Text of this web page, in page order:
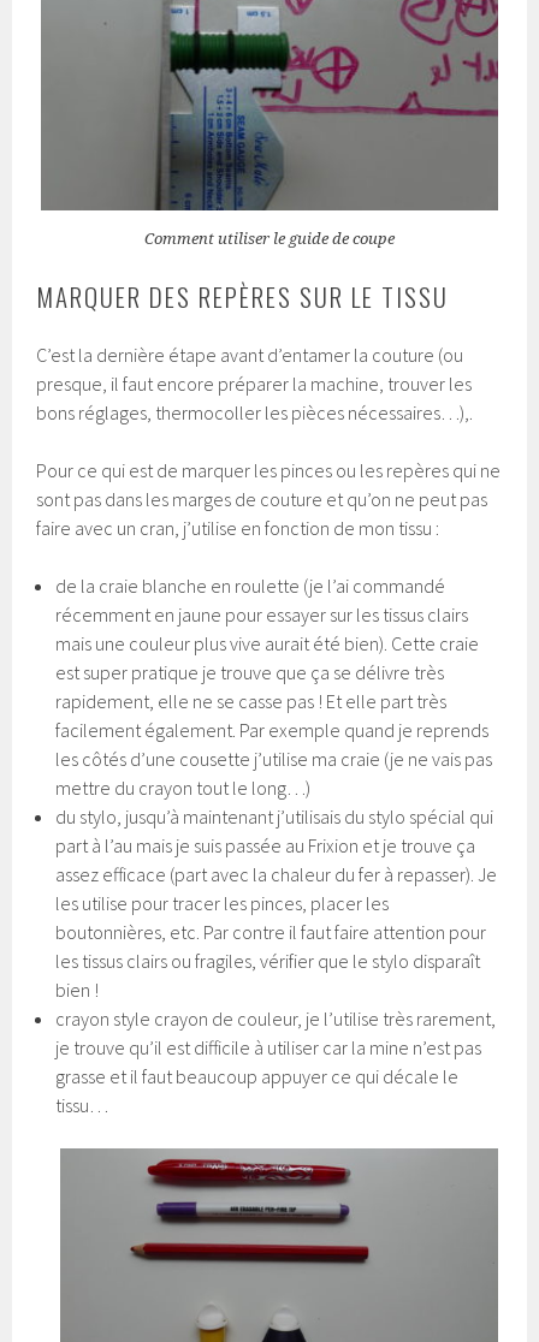
Comment utiliser le guide de coupe
MARQUER DES REPÈRES SUR LE TISSU
C’est la dernière étape avant d’entamer la couture (ou
presque, il faut encore préparer la machine, trouver les
bons réglages, thermocoller les pièces nécessaires…),.
Pour ce qui est de marquer les pinces ou les repères qui ne
sont pas dans les marges de couture et qu’on ne peut pas
faire avec un cran, j’utilise en fonction de mon tissu :
de la craie blanche en roulette (je l’ai commandé
récemment en jaune pour essayer sur les tissus clairs
mais une couleur plus vive aurait été bien). Cette craie
est super pratique je trouve que ça se délivre très
rapidement, elle ne se casse pas ! Et elle part très
facilement également. Par exemple quand je reprends
les côtés d’une cousette j’utilise ma craie (je ne vais pas
mettre du crayon tout le long…)
du stylo, jusqu’à maintenant j’utilisais du stylo spécial qui
part à l’au mais je suis passée au Frixion et je trouve ça
assez efficace (part avec la chaleur du fer à repasser). Je
les utilise pour tracer les pinces, placer les
boutonnières, etc. Par contre il faut faire attention pour
les tissus clairs ou fragiles, vérifier que le stylo disparaît
bien !
crayon style crayon de couleur, je l’utilise très rarement,
je trouve qu’il est difficile à utiliser car la mine n’est pas
grasse et il faut beaucoup appuyer ce qui décale le
tissu…